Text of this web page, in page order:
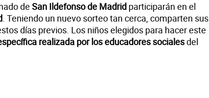
de San Ildefonso de Madrid participarán en el
. Teniendo un nuevo sorteo tan cerca, comparten sus
días previos. Los niños elegidos para hacer este
realizada por los educadores socialesdel